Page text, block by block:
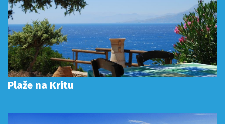
Plaže na Kritu